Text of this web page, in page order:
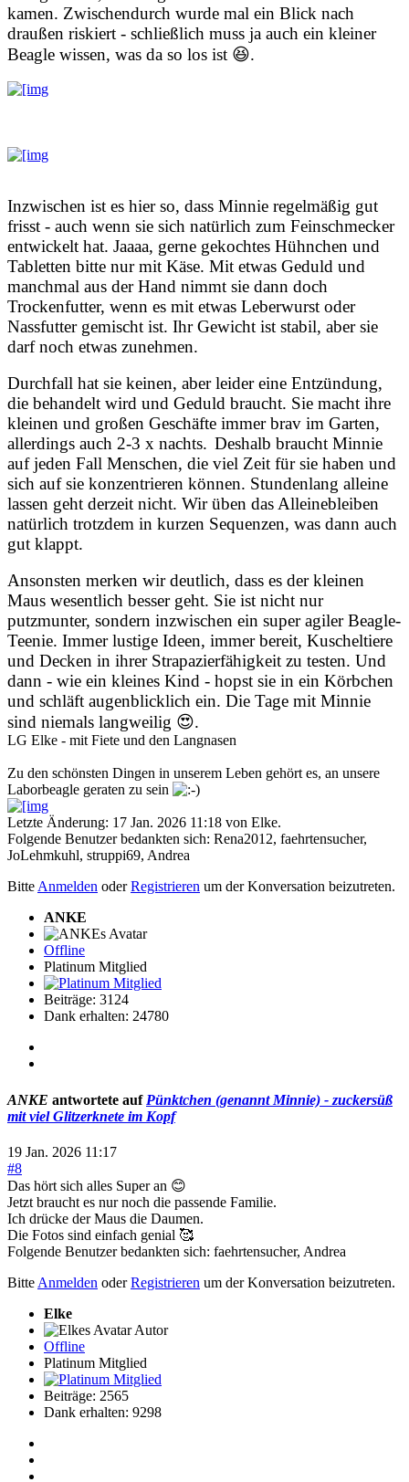
kamen. Zwischendurch wurde mal ein Blick nach
draußen riskiert - schließlich muss ja auch ein kleiner
Beagle wissen, was da so los ist 😆.
Inzwischen ist es hier so, dass Minnie regelmäßig gut
frisst - auch wenn sie sich natürlich zum Feinschmecker
entwickelt hat. Jaaaa, gerne gekochtes Hühnchen und
Tabletten bitte nur mit Käse. Mit etwas Geduld und
manchmal aus der Hand nimmt sie dann doch
Trockenfutter, wenn es mit etwas Leberwurst oder
Nassfutter gemischt ist. Ihr Gewicht ist stabil, aber sie
darf noch etwas zunehmen.
Durchfall hat sie keinen, aber leider eine Entzündung,
die behandelt wird und Geduld braucht. Sie macht ihre
kleinen und großen Geschäfte immer brav im Garten,
allerdings auch 2-3 x nachts. Deshalb braucht Minnie
auf jeden Fall Menschen, die viel Zeit für sie haben und
sich auf sie konzentrieren können. Stundenlang alleine
lassen geht derzeit nicht. Wir üben das Alleinebleiben
natürlich trotzdem in kurzen Sequenzen, was dann auch
gut klappt.
Ansonsten merken wir deutlich, dass es der kleinen
Maus wesentlich besser geht. Sie ist nicht nur
putzmunter, sondern inzwischen ein super agiler Beagle-
Teenie. Immer lustige Ideen, immer bereit, Kuscheltiere
und Decken in ihrer Strapazierfähigkeit zu testen. Und
dann - wie ein kleines Kind - hopst sie in ein Körbchen
und schläft augenblicklich ein. Die Tage mit Minnie
sind niemals langweilig 😍.
LG Elke - mit Fiete und den Langnasen
Zu den schönsten Dingen in unserem Leben gehört es, an unsere
Laborbeagle geraten zu sein
Letzte Änderung: 17 Jan. 2026 11:18 von Elke.
Folgende Benutzer bedankten sich: Rena2012, faehrtensucher,
JoLehmkuhl, struppi69, Andrea
BitteAnmelden oderRegistrieren um der Konversation beizutreten.
ANKE
Offline
Platinum Mitglied
Beiträge: 3124
Dank erhalten: 24780
ANKE antwortete auf Pünktchen (genannt Minnie) - zuckersüß
mit viel Glitzerknete im Kopf
19 Jan. 2026 11:17
#8
Das hört sich alles Super an 😊
Jetzt braucht es nur noch die passende Familie.
Ich drücke der Maus die Daumen.
Die Fotos sind einfach genial 🥰
Folgende Benutzer bedankten sich: faehrtensucher, Andrea
Bitte Anmelden oderRegistrieren um der Konversation beizutreten.
Elke
Autor
Offline
Platinum Mitglied
Beiträge: 2565
Dank erhalten: 9298